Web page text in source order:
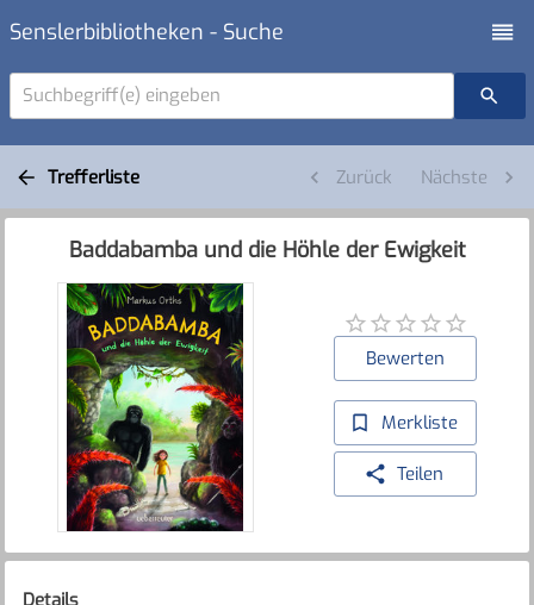
Senslerbibliotheken - Suche
Suchbegriff(e) eingeben
Trefferliste Zurück Nächste
Baddabamba und die Höhle der Ewigkeit
Bewerten
Merkliste
Teilen
Details